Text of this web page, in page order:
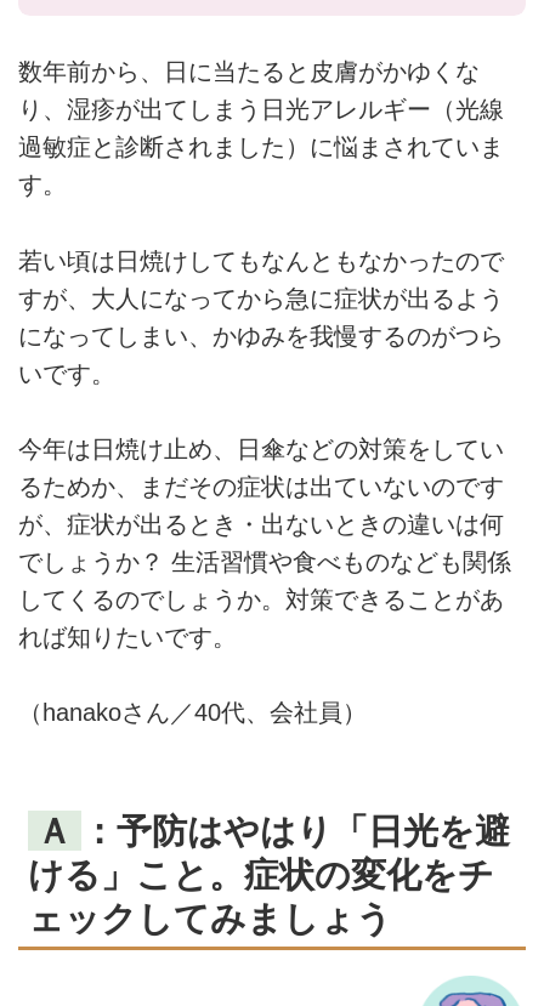
数年前から、日に当たると皮膚がかゆくな
り、湿疹が出てしまう日光アレルギー（光線
過敏症と診断されました）に悩まされていま
す。
若い頃は日焼けしてもなんともなかったので
すが、大人になってから急に症状が出るよう
になってしまい、かゆみを我慢するのがつら
いです。
今年は日焼け止め、日傘などの対策をしてい
るためか、まだその症状は出ていないのです
が、症状が出るとき・出ないときの違いは何
でしょうか？ 生活習慣や食べものなども関係
してくるのでしょうか。対策できることがあ
れば知りたいです。
（hanakoさん／40代、会社員）
Ａ
：予防はやはり「日光を避
ける」こと。症状の変化をチ
ェックしてみましょう